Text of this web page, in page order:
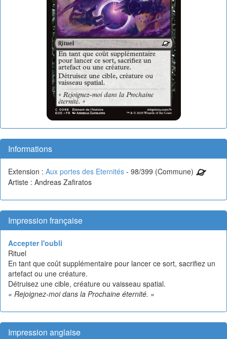
Informations
Extension : Aux portes des Eternités - 98/399 (Commune)
Artiste : Andreas Zafiratos
Impression française
Accepter l'oubli
Rituel
En tant que coût supplémentaire pour lancer ce sort, sacrifiez un
artefact ou une créature.
Détruisez une cible, créature ou vaisseau spatial.
« Rejoignez-moi dans la Prochaine éternité. »
Impression anglaise